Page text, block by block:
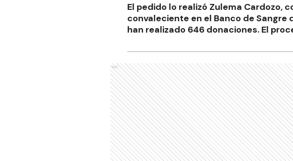
El pedido lo realizó Zulema Cardozo,
convaleciente en el Banco de Sangre
han realizado 646 donaciones. El
Ads